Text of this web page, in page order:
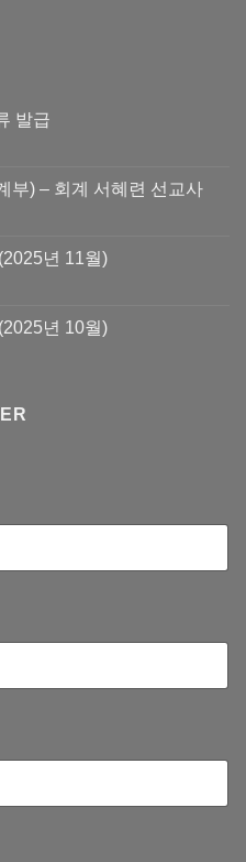
발급
부) – 회계 서혜련 선교사
년 11월)
년 10월)